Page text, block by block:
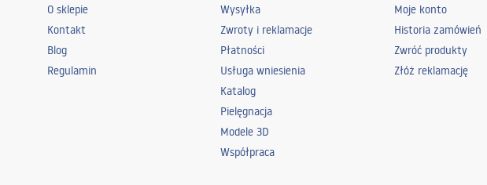
O sklepie
Kontakt
Blog
Regulamin
Wysyłka
Zwroty i reklamacje
Płatności
Usługa wniesienia
Katalog
Pielęgnacja
Modele 3D
Współpraca
Moje konto
Historia zamówień
Zwróć produkty
Złóż reklamację